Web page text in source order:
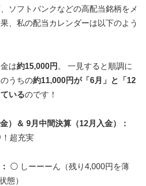
ソフトバンクなどの高配当銘柄をメ
、私の配当カレンダーは以下のよう
は約15,000円 。 一見すると順調に
うちの約11,000円が「6月」と「12
いるのです！
）＆ 9月中間決算（12月入金）：
超充実
⚪️ しーーーん（残り4,000円を薄
態）